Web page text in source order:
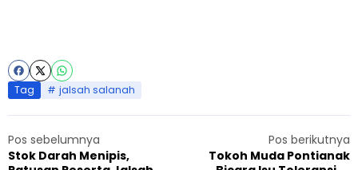
Tag jalsah salanah
Pos sebelumnya
Stok Darah Menipis,
Pos berikutnya
Tokoh Muda Pontianak